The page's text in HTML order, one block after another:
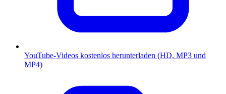
YouTube-Videos kostenlos herunterladen (HD, MP3 und
MP4)